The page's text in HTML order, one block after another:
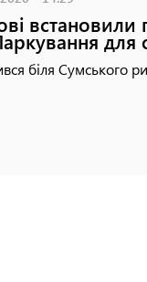
для
біля Сумського